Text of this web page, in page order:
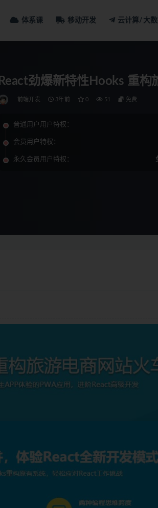
体系课 移动开发 云计算/大
React劲爆新特性Hooks 重
前端开发 3年前 0 51 免费
普通用户用户特权：
会员用户特权：
永久会员用户特权：